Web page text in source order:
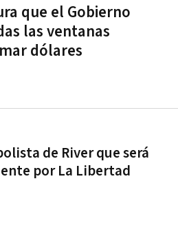
que el Gobierno
las ventanas
dólares
de River que será
por La Libertad